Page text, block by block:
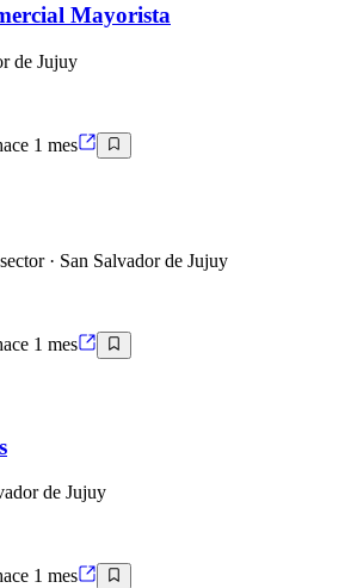
Mayorista
de Jujuy
1 mes
· San Salvador de Jujuy
1 mes
de Jujuy
1 mes